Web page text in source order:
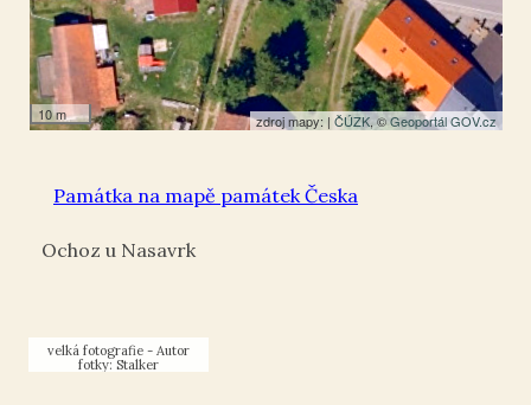
10 m zdroj mapy: | ČÚZK, ©Geoportál GOV.cz
Památka na mapě památek Česka
Ochoz u Nasavrk
Autor
fotky: Stalker